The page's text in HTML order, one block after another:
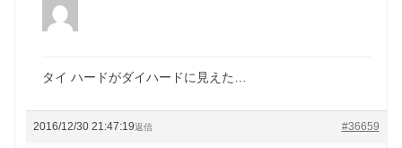
タイ ハードがダイハードに見えた…
2016/12/30 21:47:19 #36659
返信